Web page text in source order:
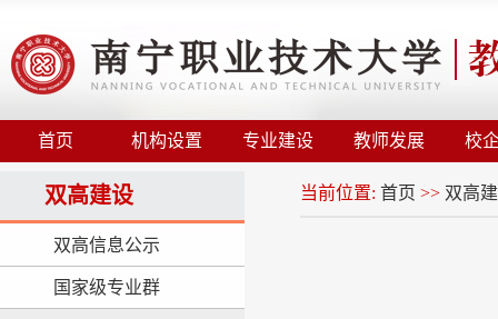
首页 机构设置 专业建设 教师发展 校
双高建设
双高信息公示
国家级专业群
当前位置: 首页 >> 双高